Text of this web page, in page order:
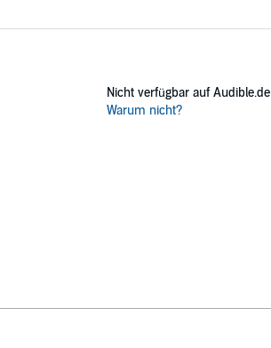
Nicht verfügbar auf Audible.de
Warum nicht?